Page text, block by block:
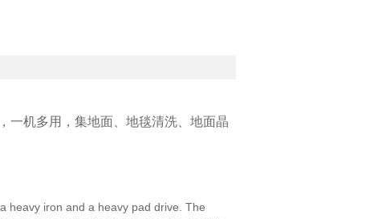
一机多用，集地面、地毯清洗、地面晶
heavy iron and a heavy pad drive. The